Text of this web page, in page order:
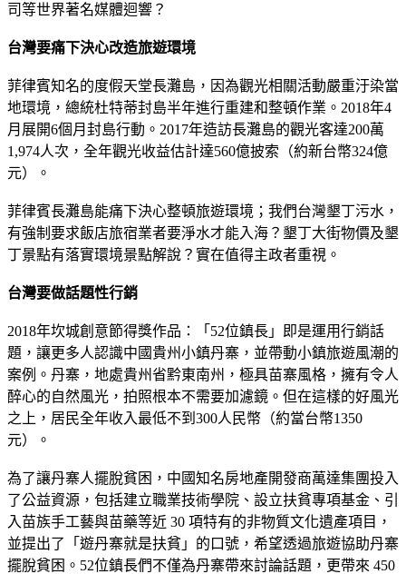
司等世界著名媒體迴響？
台灣要痛下決心改造旅遊環境
菲律賓知名的度假天堂長灘島，因為觀光相關活動嚴重汙染當
地環境，總統杜特蒂封島半年進行重建和整頓作業。2018年4
月展開6個月封島行動。2017年造訪長灘島的觀光客達200萬
1,974人次，全年觀光收益估計達560億披索（約新台幣324億
元）。
菲律賓長灘島能痛下決心整頓旅遊環境；我們台灣墾丁污水，
有強制要求飯店旅宿業者要淨水才能入海？墾丁大街物價及墾
丁景點有落實環境景點解說？實在值得主政者重視。
台灣要做話題性行銷
2018年坎城創意節得獎作品：「52位鎮長」即是運用行銷話
題，讓更多人認識中國貴州小鎮丹寨，並帶動小鎮旅遊風潮的
案例。丹寨，地處貴州省黔東南州，極具苗寨風格，擁有令人
醉心的自然風光，拍照根本不需要加濾鏡。但在這樣的好風光
之上，居民全年收入最低不到300人民幣（約當台幣1350
元）。
為了讓丹寨人擺脫貧困，中國知名房地產開發商萬達集團投入
了公益資源，包括建立職業技術學院、設立扶貧專項基金、引
入苗族手工藝與苗藥等近 30 項特有的非物質文化遺產項目，
並提出了「遊丹寨就是扶貧」的口號，希望透過旅遊協助丹寨
擺脫貧困。52位鎮長們不僅為丹寨帶來討論話題，更帶來 450